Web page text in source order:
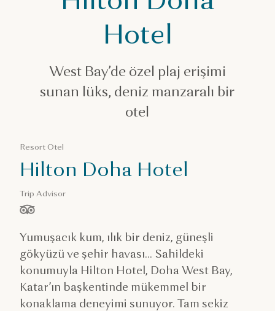
Katar’da konaklama
Hilton Hotel West Bay Doha
Hotel
West Bay’de özel plaj erişimi
sunan lüks, deniz manzaralı bir
otel
Resort Otel
Hilton Doha Hotel
Trip Advisor
/ 5 yıldız, ölçüt:
Yumuşacık kum, ılık bir deniz, güneşli
gökyüzü ve şehir havası… Sahildeki
konumuyla Hilton Hotel, Doha West Bay,
Katar’ın başkentinde mükemmel bir
konaklama deneyimi sunuyor. Tam sekiz